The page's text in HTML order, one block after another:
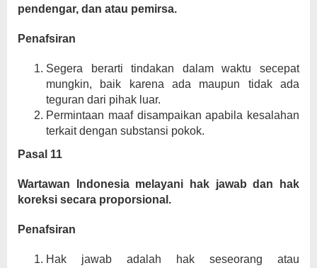
pendengar, dan atau pemirsa.
Penafsiran
Segera berarti tindakan dalam waktu secepat
mungkin, baik karena ada maupun tidak ada
teguran dari pihak luar.
Permintaan maaf disampaikan apabila kesalahan
terkait dengan substansi pokok.
Pasal 11
Wartawan Indonesia melayani hak jawab dan hak
koreksi secara proporsional.
Penafsiran
Hak jawab adalah hak seseorang atau